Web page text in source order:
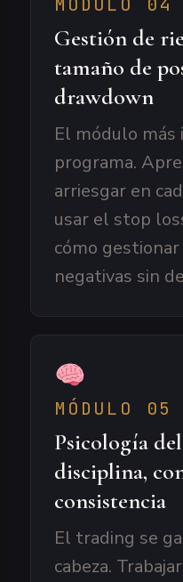
Gestión de
tamaño de
drawdown
El módulo
programa.
arriesgar en
usar el stop
cómo
negativas sin
MÓDULO 05
Psicología
disciplina,
consistencia
El trading se
cabeza.